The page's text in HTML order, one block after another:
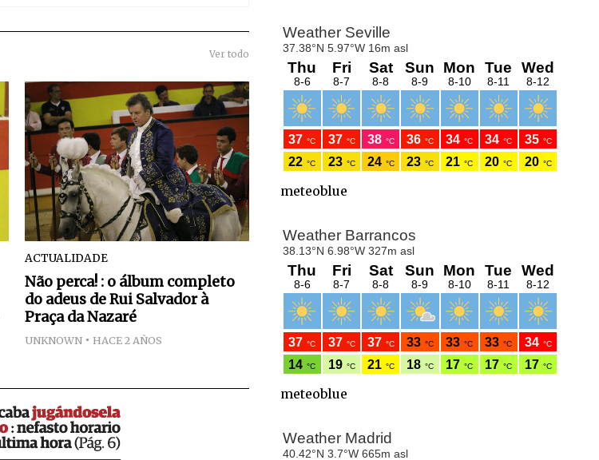
Ver todo
ACTUALIDADE
Não perca! : o álbum completo
do adeus de Rui Salvador à
Praça da Nazaré
UNKNOWN HACE 2 AÑOS
meteoblue
meteoblue